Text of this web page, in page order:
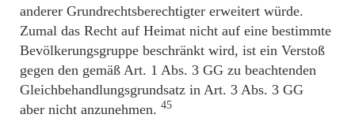
anderer Grundrechtsberechtigter erweitert würde.
Zumal das Recht auf Heimat nicht auf eine bestimmte
Bevölkerungsgruppe beschränkt wird, ist ein Verstoß
gegen den gemäß Art. 1 Abs. 3 GG zu beachtenden
Gleichbehandlungsgrundsatz in Art. 3 Abs. 3 GG
aber nicht anzunehmen. 45